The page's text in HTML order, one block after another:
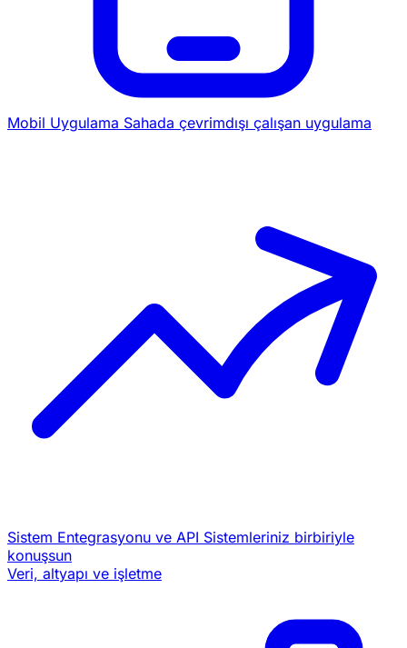
Mobil Uygulama Sahada çevrimdışı çalışan uygulama
Sistem Entegrasyonu ve API Sistemleriniz birbiriyle
konuşsun
Veri, altyapı ve işletme